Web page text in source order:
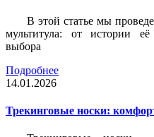
В этой статье мы
мультитула: от истории
выбора
Подробнее
14.01.2026
Трекинговые носки: